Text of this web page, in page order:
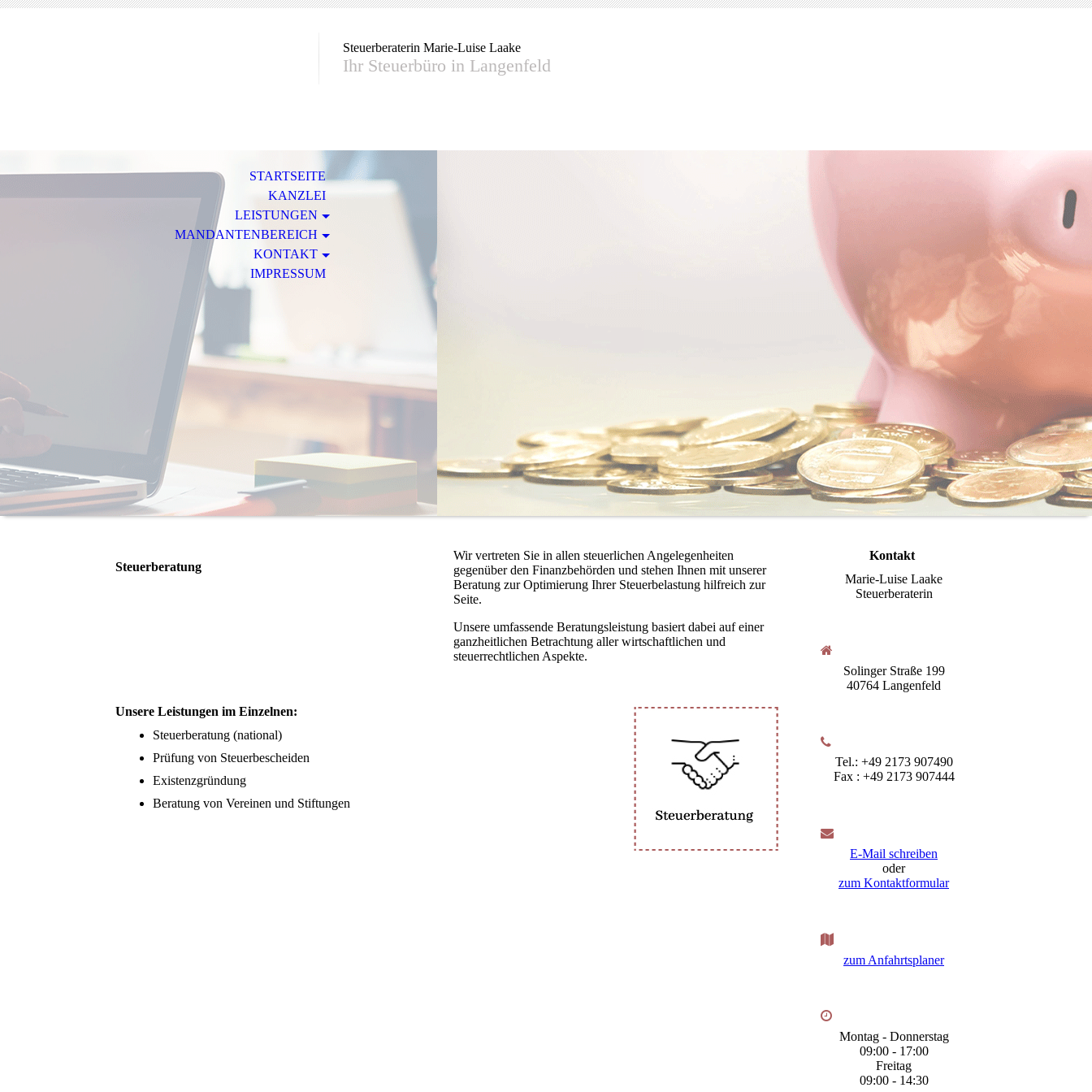
Steuerberaterin Marie-Luise Laake
Ihr Steuerbüro in Langenfeld
STARTSEITE
KANZLEI
LEISTUNGEN
MANDANTENBEREICH
KONTAKT
IMPRESSUM
Steuerberatung
Wir vertreten Sie in allen steuerlichen Angelegenheiten
gegenüber den Finanzbehörden und stehen Ihnen mit unserer
Beratung zur Optimierung Ihrer Steuerbelastung hilfreich zur
Seite.
Unsere umfassende Be­rat­ungs­lei­stung basiert da­bei auf einer
ganzheitlichen Be­trach­tung aller wirtschaftlichen und
steuerrechtlichen Aspekte.
Unsere Leistungen im Einzelnen:
Steuerberatung (national)
Prüfung von Steuerbescheiden
Existenzgründung
Beratung von Vereinen und Stiftungen
Kontakt
Marie-Luise Laake
Steuerberaterin
Solinger Straße 199
40764 Langenfeld
Tel.: +49 2173 907490
Fax : +49 2173 907444
E-Mail schreiben
oder
zum Kontaktformular
zum Anfahrtsplaner
Montag - Donnerstag
09:00 - 17:00
Freitag
09:00 - 14:30